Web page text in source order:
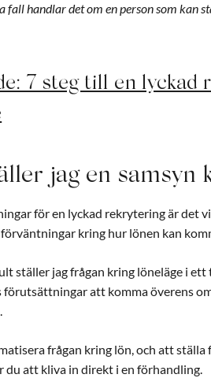
fall handlar det om en person som kan
7 steg till en lyckad
jag en samsyn
för en lyckad rekrytering är det
kring hur lönen kan
ställer jag frågan kring löneläge i
att komma överens
frågan kring lön, och att ställa
du att kliva in direkt i en förhandling.